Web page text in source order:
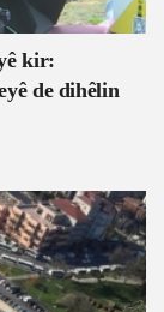
kir:
de dihêlin